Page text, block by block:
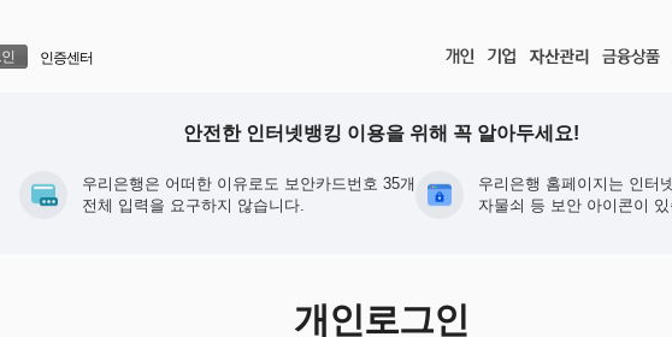
인증센터
안전한 인터넷뱅킹 이용을 위해 꼭 알아두세요!
우리은행은 어떠한 이유로도 보안카드번호 35개
전체 입력을 요구하지 않습니다.
우리은행 홈페이지는 인터
자물쇠 등 보안 아이콘이
개인로그인